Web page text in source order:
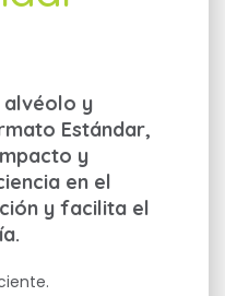
alvéolo y
Estándar,
y
en el
y facilita el